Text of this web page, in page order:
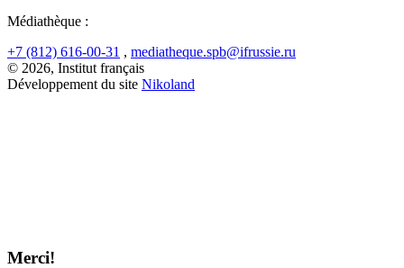
Médiathèque :
+7 (812) 616-00-31 , mediatheque.spb@ifrussie.ru
© 2026, Institut français
Développement du site Nikoland
Merci!